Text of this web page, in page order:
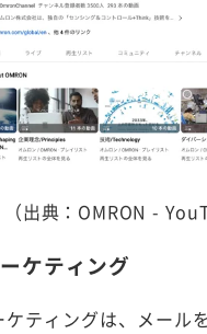
（出典：OMRON -
ケティング
ケティングは、メール